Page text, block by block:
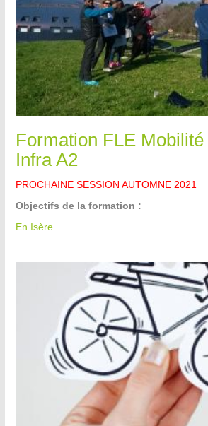
Formation FLE
Infra A2
PROCHAINE SESSION AUTOMNE 2021
Objectifs de la formation :
En Isère